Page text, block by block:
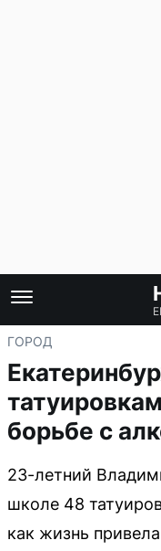
ГОРОД
борьбе с
23-летний
школе 48
как жизнь